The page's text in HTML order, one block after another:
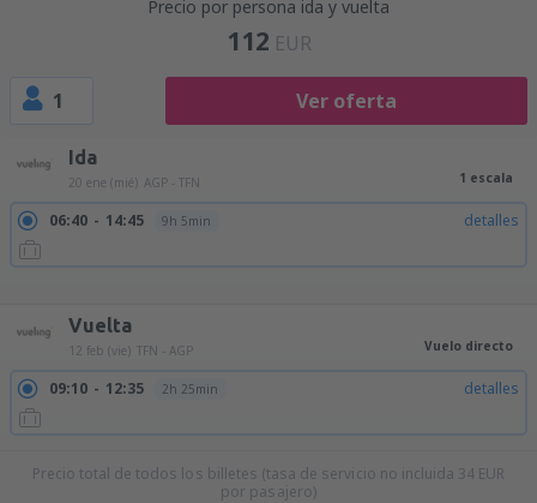
Precio por persona ida y vuelta
112 EUR
1 Ver oferta
Ida
20 ene (mié) AGP - TFN 1 escala
06:40 14:45 9h 5min detalles
Vuelta
12 feb (vie) TFN - AGP Vuelo directo
09:10 12:35 2h 25min detalles
Precio total de todos los billetes (tasa de servicio no incluida 34 EUR
por pasajero)